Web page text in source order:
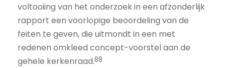
voltooiing van het onderzoek in een afzonderlijk
rapport een voorlopige beoordeling van de
feiten te geven, die uitmondt in een met
redenen omkleed concept-voorstel aan de
gehele kerkenraad.88